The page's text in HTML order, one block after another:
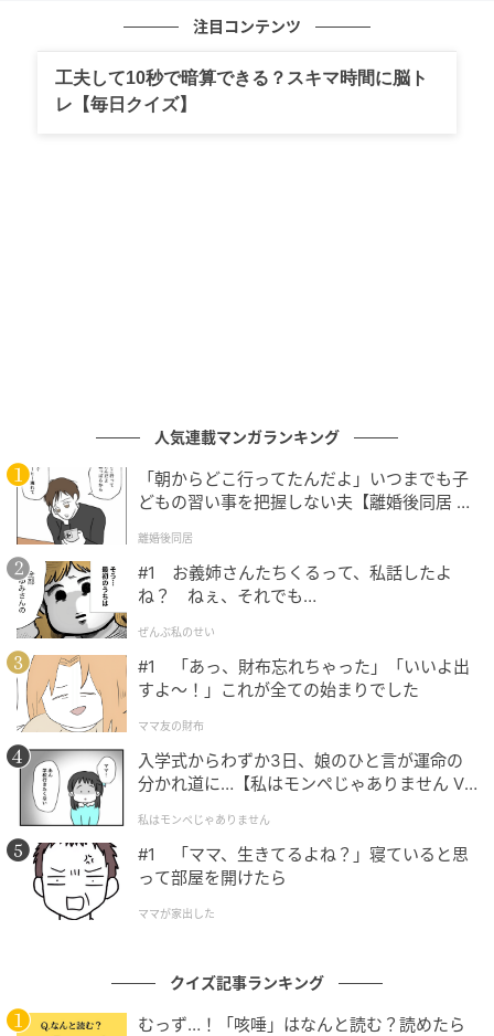
文／andGIRLweb編集部
元記事で読む
注目コンテンツ
工夫して10秒で暗算できる？スキマ時間に脳ト
レ【毎日クイズ】
人気連載マンガランキング
「朝からどこ行ってたんだよ」いつまでも子
どもの習い事を把握しない夫【離婚後同居 Vo
離婚後同居
#1 お義姉さんたちくるって、私話したよ
ね？ ねぇ、それでも…
ぜんぶ私のせい
#1 「あっ、財布忘れちゃった」「いいよ出
すよ〜！」これが全ての始まりでした
ママ友の財布
入学式からわずか3日、娘のひと言が運命の
分かれ道に…【私はモンペじゃありません Vo
私はモンペじゃありません
#1 「ママ、生きてるよね？」寝ていると思
って部屋を開けたら
ママが家出した
クイズ記事ランキング
むっず…！「咳唾」はなんと読む？読めたら